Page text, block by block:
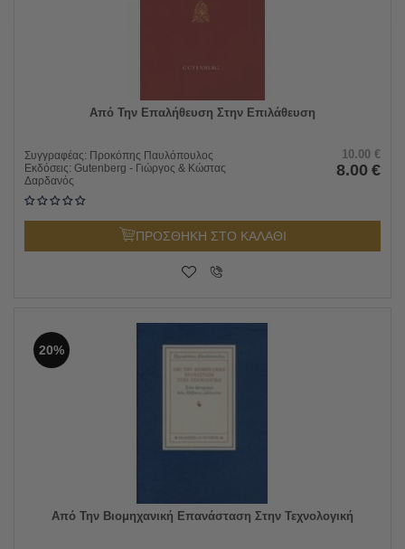
Από Την Επαλήθευση Στην Επιλάθευση
Συγγραφέας: Προκόπης Παυλόπουλος
Εκδόσεις: Gutenberg - Γιώργος & Κώστας
Δαρδανός
10.00 €
8.00 €
ΠΡΟΣΘΗΚΗ ΣΤΟ ΚΑΛΑΘΙ
20%
Από Την Βιομηχανική Επανάσταση Στην Τεχνολογική